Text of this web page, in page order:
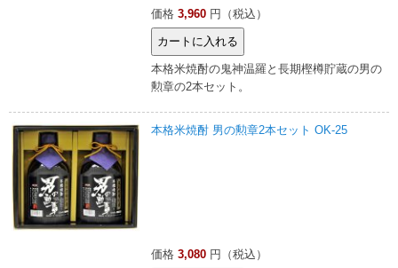
価格 3,960 円（税込）
本格米焼酎の鬼神温羅と長期樫樽貯蔵の男の
勲章の2本セット。
本格米焼酎 男の勲章2本セット OK-25
価格 3,080 円（税込）